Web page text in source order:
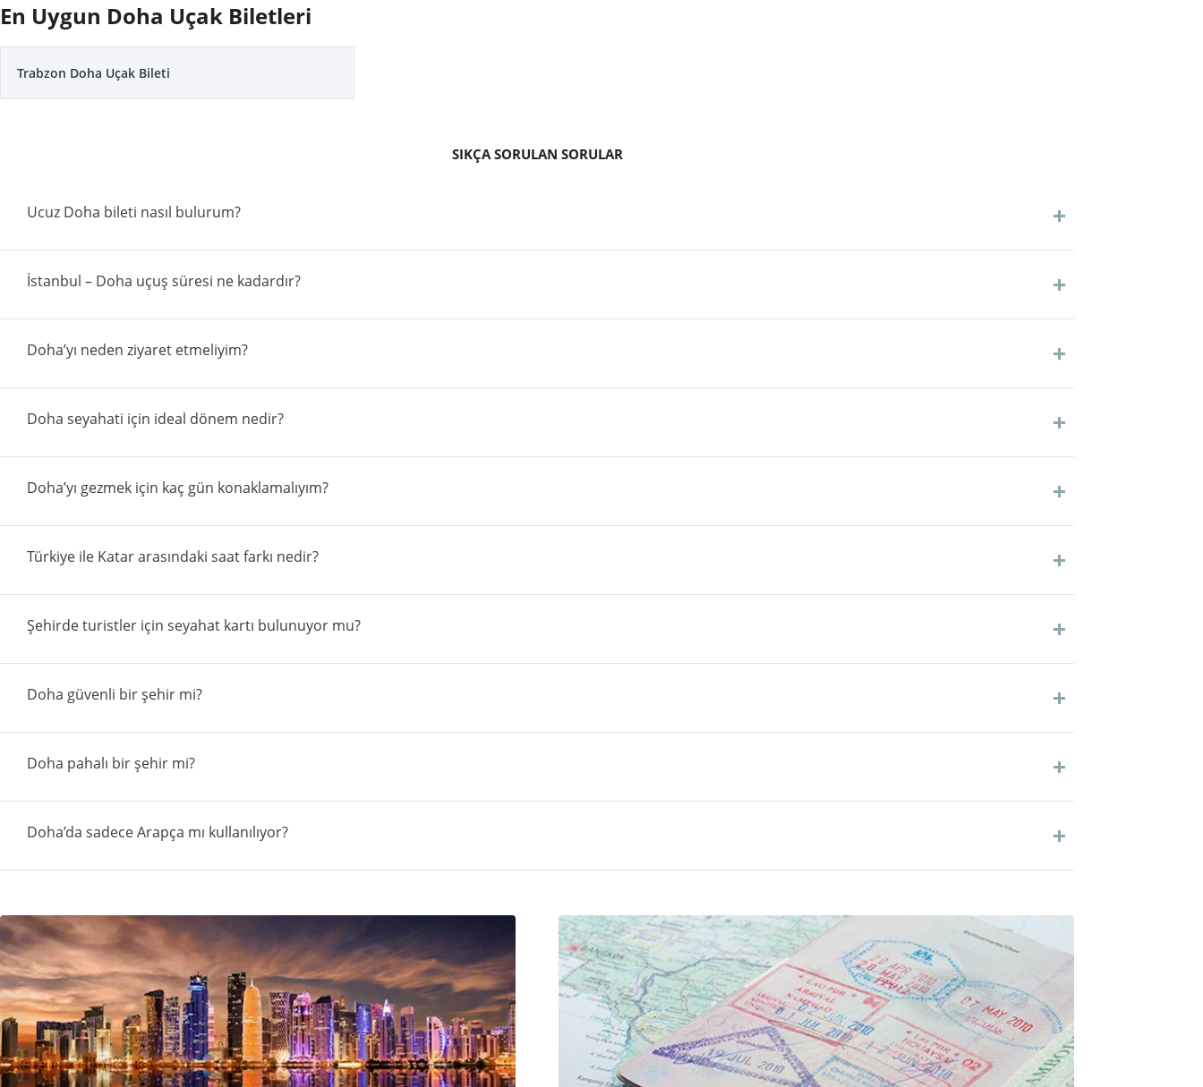
En Uygun Doha Uçak Biletleri
Trabzon Doha Uçak Bileti
SIKÇA SORULAN SORULAR
Ucuz Doha bileti nasıl bulurum?
İstanbul – Doha uçuş süresi ne kadardır?
Doha’yı neden ziyaret etmeliyim?
Doha seyahati için ideal dönem nedir?
Doha’yı gezmek için kaç gün konaklamalıyım?
Türkiye ile Katar arasındaki saat farkı nedir?
Şehirde turistler için seyahat kartı bulunuyor mu?
Doha güvenli bir şehir mi?
Doha pahalı bir şehir mi?
Doha’da sadece Arapça mı kullanılıyor?